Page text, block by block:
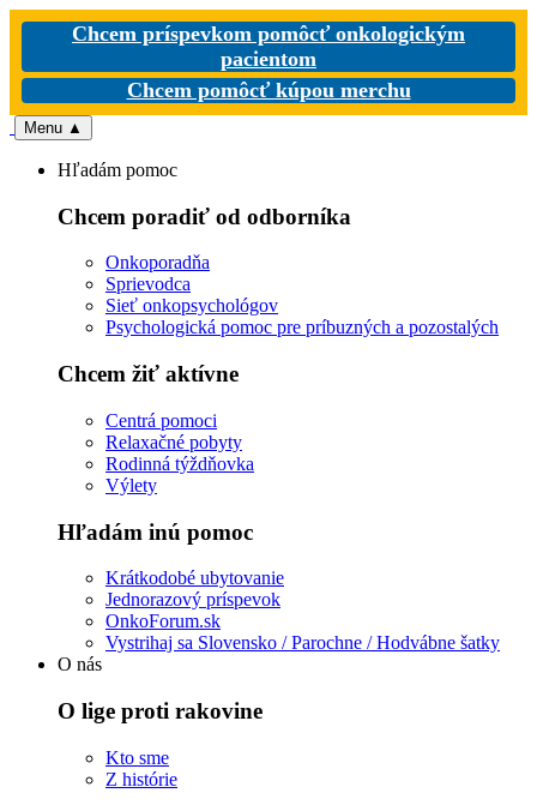
Chcem príspevkom pomôcť onkologickým
pacientom
Chcem pomôcť kúpou merchu
Menu ▲
Hľadám pomoc
Chcem poradiť od odborníka
Onkoporadňa
Sprievodca
Sieť onkopsychológov
Psychologická pomoc pre príbuzných a pozostalých
Chcem žiť aktívne
Centrá pomoci
Relaxačné pobyty
Rodinná týždňovka
Výlety
Hľadám inú pomoc
Krátkodobé ubytovanie
Jednorazový príspevok
OnkoForum.sk
Vystrihaj sa Slovensko / Parochne / Hodvábne šatky
O nás
O lige proti rakovine
Kto sme
Z histórie